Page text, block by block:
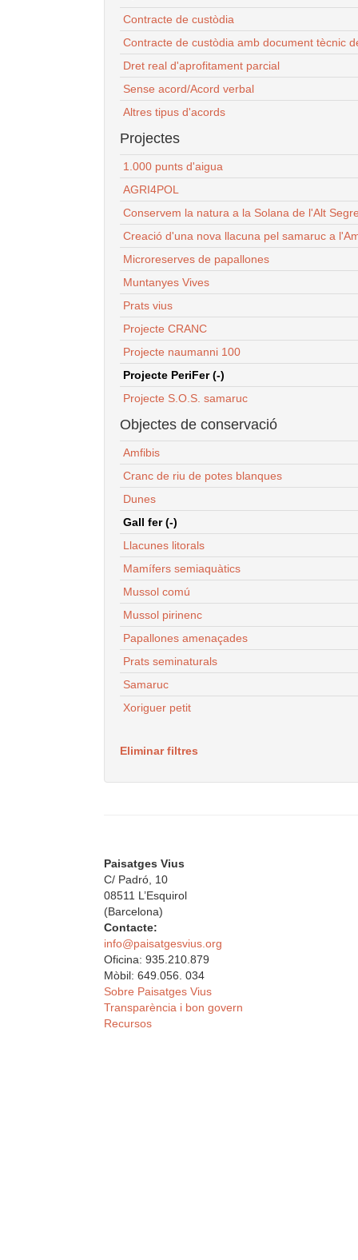
Contracte de custòdia
Contracte de custòdia amb document tècnic
Dret real d'aprofitament parcial
Sense acord/Acord verbal
Altres tipus d'acords
Projectes
1.000 punts d'aigua
AGRI4POL
Conservem la natura a la Solana de l'Alt
Creació d'una nova llacuna pel samaruc a
Microreserves de papallones
Muntanyes Vives
Prats vius
Projecte CRANC
Projecte naumanni 100
Projecte PeriFer (-)
Projecte S.O.S. samaruc
Objectes de conservació
Amfibis
Cranc de riu de potes blanques
Dunes
Gall fer (-)
Llacunes litorals
Mamífers semiaquàtics
Mussol comú
Mussol pirinenc
Papallones amenaçades
Prats seminaturals
Samaruc
Xoriguer petit
Eliminar filtres
Paisatges Vius
C/ Padró, 10
08511 L’Esquirol
(Barcelona)
Contacte:
info@paisatgesvius.org
Oficina: 935.210.879
Mòbil: 649.056. 034
Sobre Paisatges Vius
Transparència i bon govern
Recursos